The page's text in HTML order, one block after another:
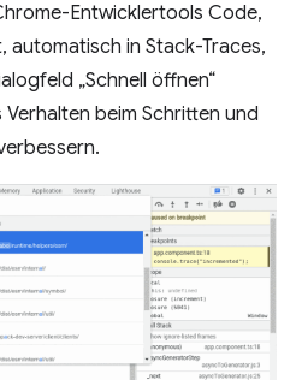
Entwicklertools Code,
automatisch in Stack-Traces,
„Schnell öffnen“
beim Schritten und